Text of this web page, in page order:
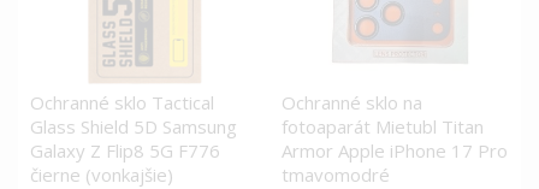
Ochranné sklo Tactical
Glass Shield 5D Samsung
Galaxy Z Flip8 5G F776
čierne (vonkajšie)
Ochranné sklo na
fotoaparát Mietubl Titan
Armor Apple iPhone 17 Pro
tmavomodré